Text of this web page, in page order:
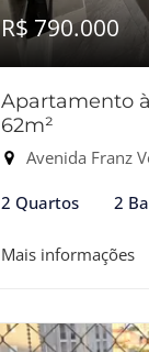
R$ 790.000
Apartamento
62m²
Avenida Franz
2 Quartos 2
Mais informações